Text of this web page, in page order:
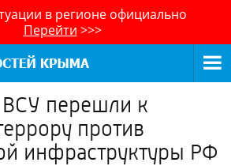
в регионе официально
Перейти >>>
перешли к
против
инфраструктуры РФ